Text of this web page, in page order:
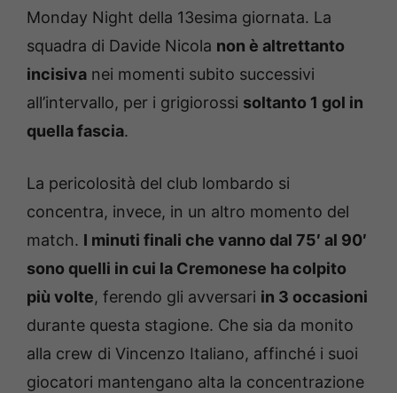
Monday Night della 13esima giornata. La
squadra di Davide Nicola non è altrettanto
incisiva nei momenti subito successivi
all’intervallo, per i grigiorossi soltanto 1 gol in
quella fascia.
La pericolosità del club lombardo si
concentra, invece, in un altro momento del
match. I minuti finali che vanno dal 75′ al 90′
sono quelli in cui la Cremonese ha colpito
più volte, ferendo gli avversari in 3 occasioni
durante questa stagione. Che sia da monito
alla crew di Vincenzo Italiano, affinché i suoi
giocatori mantengano alta la concentrazione